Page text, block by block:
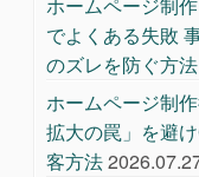
ホームページ制
でよくある失敗
のズレを防ぐ方法
ホームページ制
拡大の罠」を避
客方法